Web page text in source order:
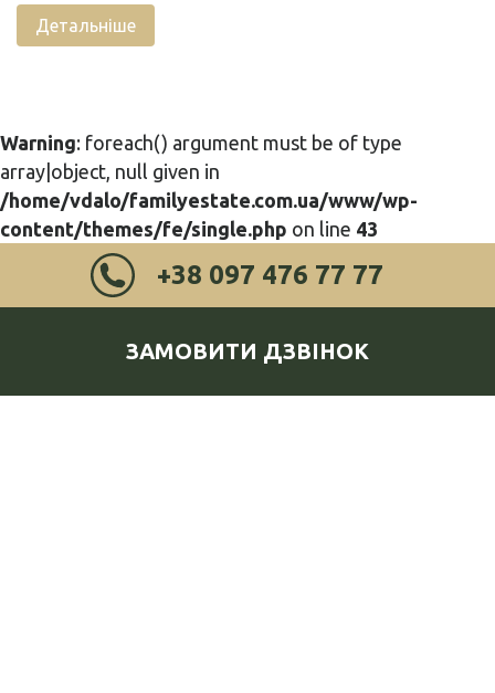
Детальніше
Warning: foreach() argument must be of type
array|object, null given in
/home/vdalo/familyestate.com.ua/www/wp-
content/themes/fe/single.php on line 43
+38 097 476 77 77
ЗАМОВИТИ ДЗВІНОК